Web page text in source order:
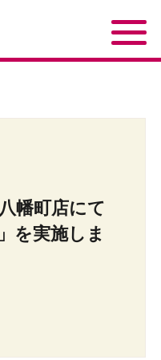
幡町店にて
を実施しま